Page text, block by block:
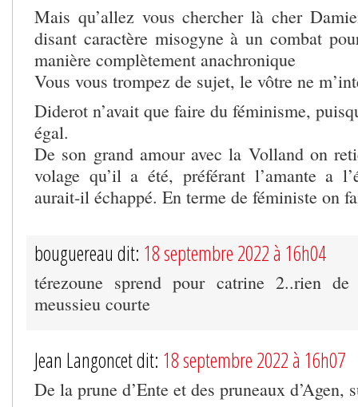
Mais qu’allez vous chercher là cher
disant caractère misogyne à un combat
manière complètement anachronique
Vous vous trompez de sujet, le vôtre ne
Diderot n’avait que faire du féminisme,
égal.
De son grand amour avec la Volland on
volage qu’il a été, préférant l’amante a
aurait-il échappé. En terme de féministe on
bouguereau dit: 18 septembre 2022 à 16h04
térezoune sprend pour catrine 2..rien
meussieu courte
Jean Langoncet dit: 18 septembre 2022 à 16h07
De la prune d’Ente et des pruneaux d’Agen,